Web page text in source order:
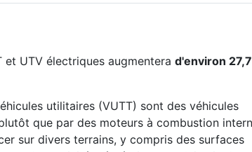
et UTV électriques augmentera d'environ 27,7
utilitaires (VUTT) sont des véhicules
que par des moteurs à combustion
sur divers terrains, y compris des surfaces